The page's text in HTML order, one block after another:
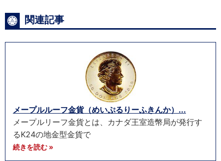
関連記事
メープルルーフ金貨（めいぷるりーふきんか）...
メープルリーフ金貨とは、カナダ王室造幣局が発行す
るK24の地金型金貨で
続きを読む »